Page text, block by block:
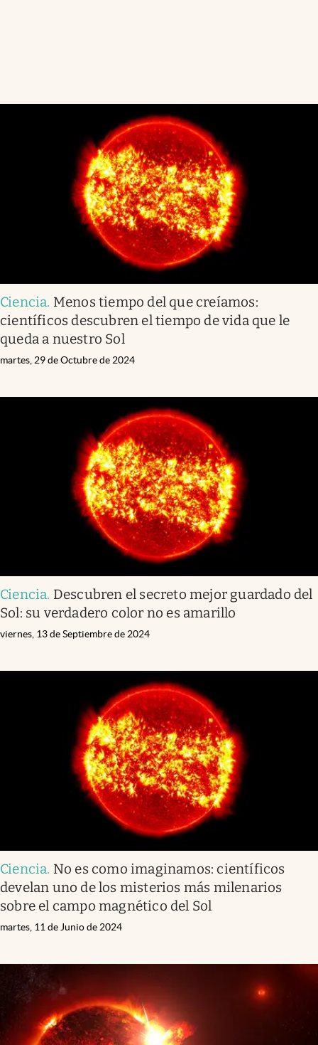
Ciencia. Menos tiempo del que creíamos:
científicos descubren el tiempo de vida que le
queda a nuestro Sol
martes, 29 de Octubre de 2024
Ciencia. Descubren el secreto mejor guardado del
Sol: su verdadero color no es amarillo
viernes, 13 de Septiembre de 2024
Ciencia. No es como imaginamos: científicos
develan uno de los misterios más milenarios
sobre el campo magnético del Sol
martes, 11 de Junio de 2024